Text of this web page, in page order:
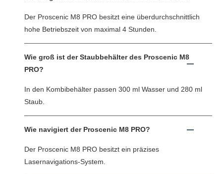
Der Proscenic M8 PRO besitzt eine überdurchschnittlich
hohe Betriebszeit von maximal 4 Stunden.
Wie groß ist der Staubbehälter des Proscenic M8
PRO?
In den Kombibehälter passen 300 ml Wasser und 280 ml
Staub.
Wie navigiert der Proscenic M8 PRO?
Der Proscenic M8 PRO besitzt ein präzises
Lasernavigations-System.